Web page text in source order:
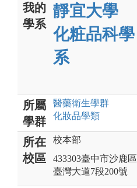
我的
學系
靜宜大學
化粧品科學
系
所屬
學群
醫藥衛生學群
化妝品學類
所在
校區
校本部
433303臺中市沙鹿區
臺灣大道7段200號